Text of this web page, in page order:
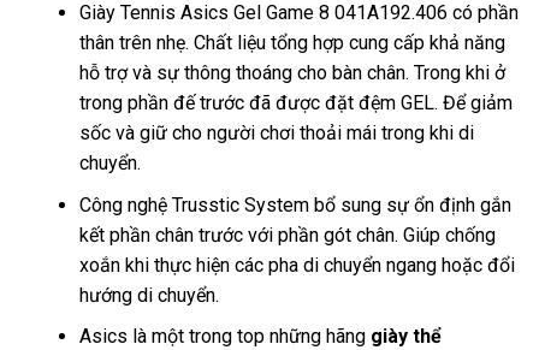
Giày Tennis Asics Gel Game 8 041A192.406 có phần
thân trên nhẹ. Chất liệu tổng hợp cung cấp khả năng
hỗ trợ và sự thông thoáng cho bàn chân. Trong khi ở
trong phần đế trước đã được đặt đệm GEL. Để giảm
sốc và giữ cho người chơi thoải mái trong khi di
chuyển.
Công nghệ Trusstic System bổ sung sự ổn định gắn
kết phần chân trước với phần gót chân. Giúp chống
xoắn khi thực hiện các pha di chuyển ngang hoặc đổi
hướng di chuyển.
Asics là một trong top những hãng giày thể